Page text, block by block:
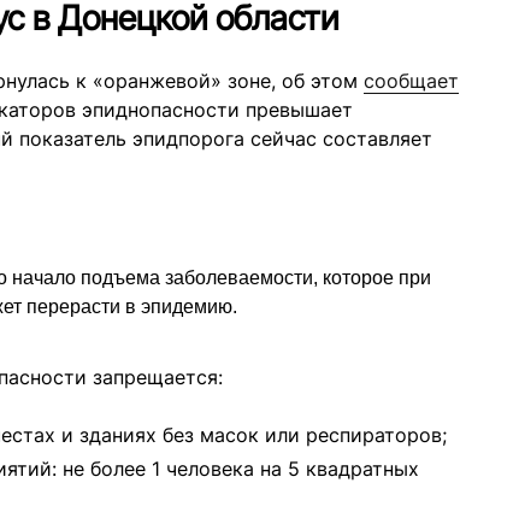
в Донецкой области
к «оранжевой» зоне, об этом сообщает
эпиднопасности превышает
эпидпорога сейчас составляет
подъема заболеваемости, которое при
перерасти в эпидемию.
запрещается:
и зданиях без масок или респираторов;
не более 1 человека на 5 квадратных